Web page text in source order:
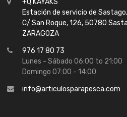
Estación de servicio de Sastago,
C/ San Roque, 126, 50780
ZARAGOZA
976 17 80 73
Lunes - Sábado 06:00 to 21:00
Domingo 07:00 - 14:00
info@articulosparapesca.com